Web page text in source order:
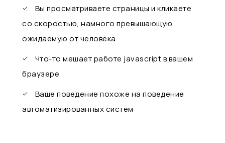
Вы просматриваете страницы и кликаете
со скоростью, намного превышающую
ожидаемую от человека
Что-то мешает работе javascript в вашем
браузере
Ваше поведение похоже на поведение
автоматизированных систем